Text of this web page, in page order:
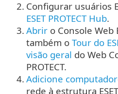
2. Configurar usuários
ESET PROTECT Hub.
3. Abrir o Console Web
também o Tour do
visão geral do Web
PROTECT.
4. Adicione
rede à estrutura ESET